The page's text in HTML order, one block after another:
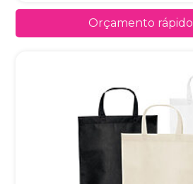
Orçamento rápido